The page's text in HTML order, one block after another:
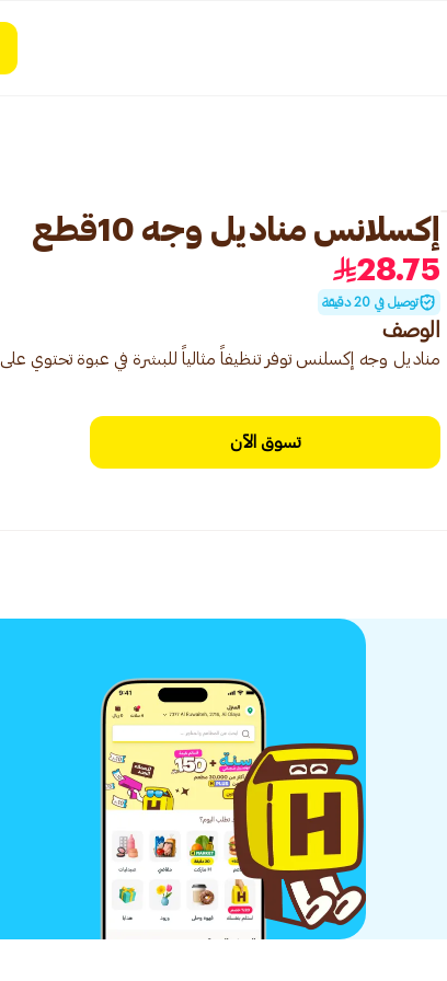
إكسلانس مناديل وجه 10قطع
28.75
توصيل في 20 دقيقة
الوصف
مناديل وجه إكسلنس توفر تنظيفاً مثالياً للبشرة في عبوة تحتوي على 10 قطع.
تسوق الآن